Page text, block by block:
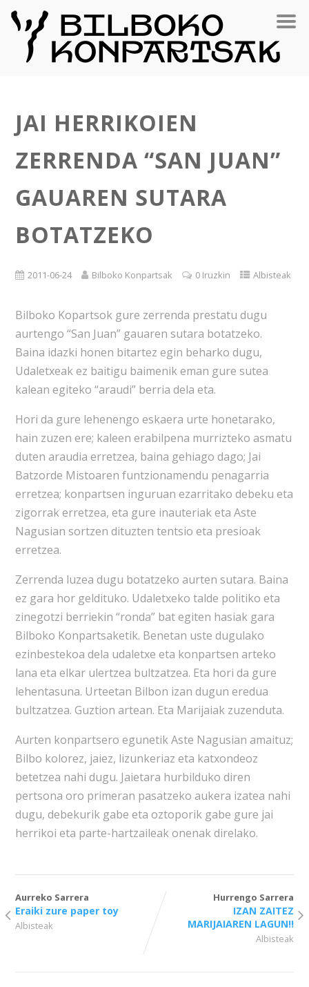
JAI HERRIKOIEN
ZERRENDA “SAN JUAN”
GAUAREN SUTARA
BOTATZEKO
2011-06-24 Bilboko Konpartsak 0 Iruzkin Albisteak
Bilboko Kopartsok gure zerrenda prestatu dugu
aurtengo “San Juan” gauaren sutara botatzeko.
Baina idazki honen bitartez egin beharko dugu,
Udaletxeak ez baitigu baimenik eman gure sutea
kalean egiteko “araudi” berria dela eta.
Hori da gure lehenengo eskaera urte honetarako,
hain zuzen ere; kaleen erabilpena murrizteko asmatu
duten araudia erretzea, baina gehiago dago; Jai
Batzorde Mistoaren funtzionamendu penagarria
erretzea; konpartsen inguruan ezarritako debeku eta
zigorrak erretzea, eta gure inauteriak eta Aste
Nagusian sortzen dituzten tentsio eta presioak
erretzea.
Zerrenda luzea dugu botatzeko aurten sutara. Baina
ez gara hor geldituko. Udaletxeko talde politiko eta
zinegotzi berriekin “ronda” bat egiten hasiak gara
Bilboko Konpartsaketik. Benetan uste dugulako
ezinbestekoa dela udaletxe eta konpartsen arteko
lana eta elkar ulertzea bultzatzea. Eta hori da gure
lehentasuna. Urteetan Bilbon izan dugun eredua
bultzatzea. Guztion artean. Eta Marijaiak zuzenduta.
Aurten konpartsero egunetik Aste Nagusian amaituz;
Bilbo kolorez, jaiez, lizunkeriaz eta katxondeoz
betetzea nahi dugu. Jaietara hurbilduko diren
pertsona oro primeran pasatzeko aukera izatea nahi
dugu, debekurik gabe eta oztoporik gabe gure jai
herrikoi eta parte-hartzaileak onenak direlako.
Aurreko Sarrera
Eraiki zure paper toy
Albisteak
Hurrengo Sarrera
IZAN ZAITEZ
MARIJAIAREN LAGUN!!
Albisteak